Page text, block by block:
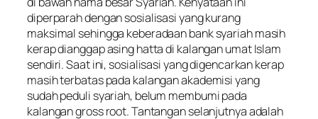
diperparah dengan sosialisasi yang kurang
maksimal sehingga keberadaan bank syariah masih
kerap dianggap asing hatta di kalangan umat Islam
sendiri. Saat ini, sosialisasi yang digencarkan kerap
masih terbatas pada kalangan akademisi yang
sudah peduli syariah, belum membumi pada
kalangan gross root. Tantangan selanjutnya adalah